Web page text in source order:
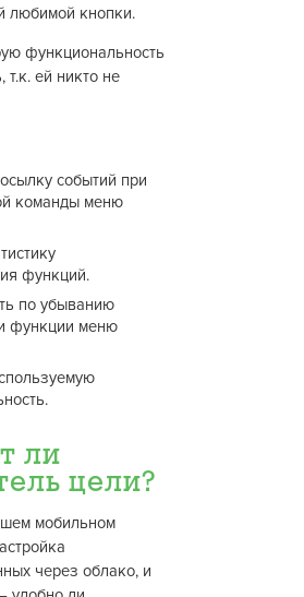
любимой кнопки.
функциональность
т.к. ей никто не
событий при
команды меню
функций.
по убыванию
функции меню
ли
цели?
мобильном
через облако, и